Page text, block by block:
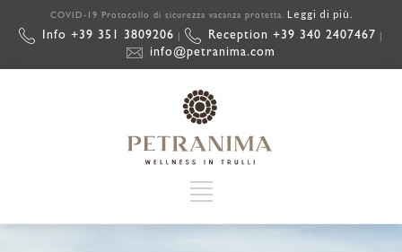
COVID-19 Protocollo di sicurezza vacanza protetta. Leggi di più.
Info +39 351 3809206 Reception +39 340 2407467
info@petranima.com